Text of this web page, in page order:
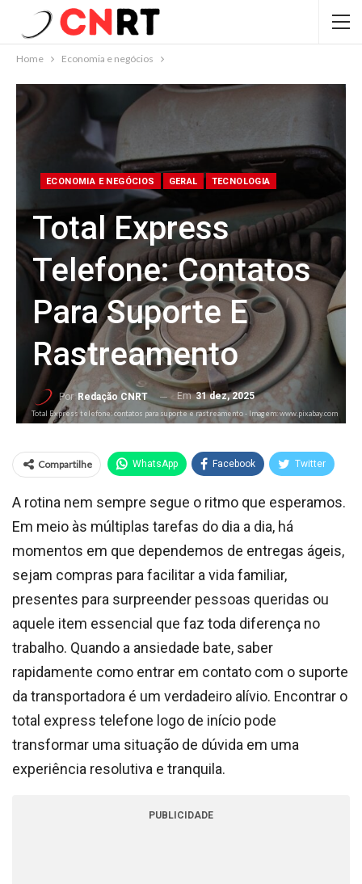
Home Economia e negócios
ECONOMIA E NEGÓCIOS GERAL TECNOLOGIA
Total Express
Telefone: Contatos
Para Suporte E
Rastreamento
Por Redação CNRT Em31 dez, 2025
Total Express telefone: contatos para suporte e rastreamento - Imagem: www.pixabay.com
Compartilhe WhatsApp Facebook Twitter
A rotina nem sempre segue o ritmo que esperamos.
Em meio às múltiplas tarefas do dia a dia, há
momentos em que dependemos de entregas ágeis,
sejam compras para facilitar a vida familiar,
presentes para surpreender pessoas queridas ou
aquele item essencial que faz toda diferença no
trabalho. Quando a ansiedade bate, saber
rapidamente como entrar em contato com o suporte
da transportadora é um verdadeiro alívio. Encontrar o
total express telefone logo de início pode
transformar uma situação de dúvida em uma
experiência resolutiva e tranquila.
PUBLICIDADE